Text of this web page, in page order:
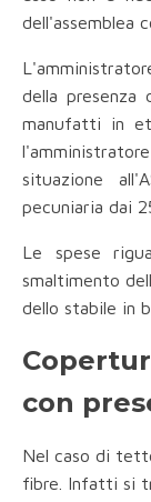
dell'assemblea
della presenza
manufatti in
situazione
pecuniaria dai
Le spese
smaltimento
dello stabile in
con
Nel caso di
fibre. Infatti si